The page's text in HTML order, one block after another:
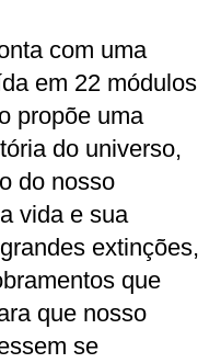
com uma
em 22 módulos
propõe uma
do universo,
do nosso
vida e sua
extinções,
que
que nosso
se